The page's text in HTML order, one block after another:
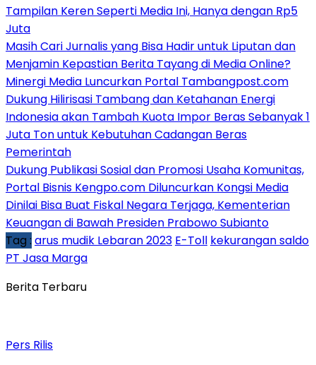
Tampilan Keren Seperti Media Ini, Hanya dengan Rp5
Juta
Masih Cari Jurnalis yang Bisa Hadir untuk Liputan dan
Menjamin Kepastian Berita Tayang di Media Online?
Minergi Media Luncurkan Portal Tambangpost.com
Dukung Hilirisasi Tambang dan Ketahanan Energi
Indonesia akan Tambah Kuota Impor Beras Sebanyak 1
Juta Ton untuk Kebutuhan Cadangan Beras
Pemerintah
Dukung Publikasi Sosial dan Promosi Usaha Komunitas,
Portal Bisnis Kengpo.com Diluncurkan Kongsi Media
Dinilai Bisa Buat Fiskal Negara Terjaga, Kementerian
Keuangan di Bawah Presiden Prabowo Subianto
Tag : arus mudik Lebaran 2023 E-Toll kekurangan saldo
PT Jasa Marga
Berita Terbaru
Pers Rilis